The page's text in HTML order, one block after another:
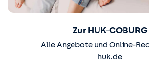
Zur HUK-COBURG
Alle Angebote und Online-
huk.de